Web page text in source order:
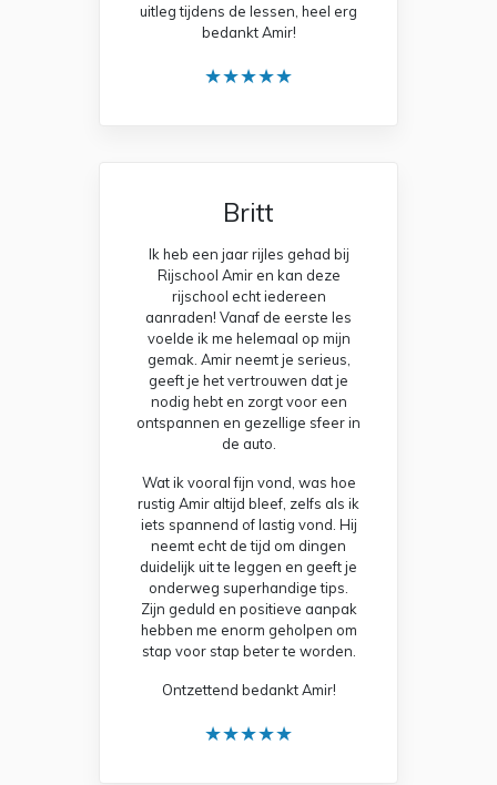
uitleg tijdens de lessen, heel erg
bedankt Amir!
★★★★★
Britt
Ik heb een jaar rijles gehad bij
Rijschool Amir en kan deze
rijschool echt iedereen
aanraden! Vanaf de eerste les
voelde ik me helemaal op mijn
gemak. Amir neemt je serieus,
geeft je het vertrouwen dat je
nodig hebt en zorgt voor een
ontspannen en gezellige sfeer in
de auto.
Wat ik vooral fijn vond, was hoe
rustig Amir altijd bleef, zelfs als ik
iets spannend of lastig vond. Hij
neemt echt de tijd om dingen
duidelijk uit te leggen en geeft je
onderweg superhandige tips.
Zijn geduld en positieve aanpak
hebben me enorm geholpen om
stap voor stap beter te worden.
Ontzettend bedankt Amir!
★★★★★